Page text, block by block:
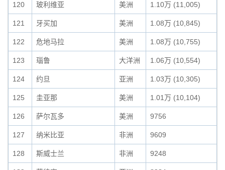
120 玻利维亚 美洲 1.10万 (11,005)
121 牙买加 美洲 1.08万 (10,845)
122 危地马拉 美洲 1.08万 (10,755)
123 瑙鲁 大洋洲 1.06万 (10,554)
124 约旦 亚洲 1.03万 (10,305)
125 圭亚那 美洲 1.01万 (10,104)
126 萨尔瓦多 美洲 9756
127 纳米比亚 非洲 9609
128 斯威士兰 非洲 9248